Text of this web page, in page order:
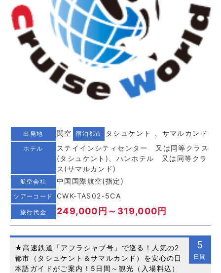
出発地 関空 宿泊都市 タシュケント 、サマルカンド
ホテル
ステイインシティセンター 又は同等クラス
(タシュケント)、ハンホテル 又は同等クラ
ス(サマルカンド)
航空会社 中国国際航空(指定)
ツアーコード CWK-TAS02-5CA
旅行代金 249,000円～319,000円
5
日間
★高速鉄道「アフラシャブ号」で巡る！人気の2
都市（タシュケント＆サマルカンド）を安心の日
本語ガイドがご案内！5日間～観光（入場料込）